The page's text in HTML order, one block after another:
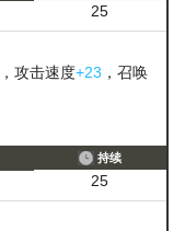
25
，攻击速度+23 ，召唤
持续
25